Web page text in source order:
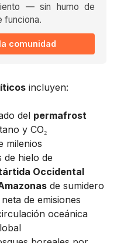
— sin humo de
funciona.
comunidad
incluyen:
del permafrost
y CO₂
milenios
de hielo de
Occidental
de sumidero
de emisiones
oceánica